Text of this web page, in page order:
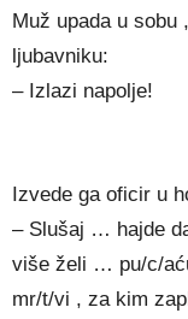
Muž upada u
ljubavniku:
– Izlazi napolje!
Izvede ga oficir u
– Slušaj … hajde
više želi … pu/c/
mr/t/vi , za kim